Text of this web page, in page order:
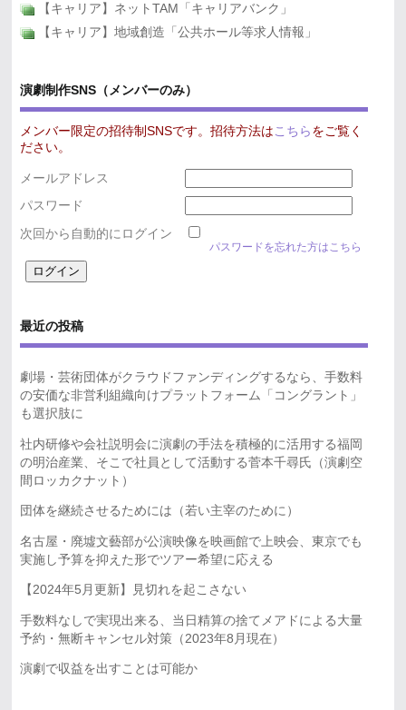
【キャリア】ネットTAM「キャリアバンク」
【キャリア】地域創造「公共ホール等求人情報」
演劇制作SNS（メンバーのみ）
メンバー限定の招待制SNSです。招待方法は こちら をご覧く
ださい。
メールアドレス
パスワード
次回から自動的にログイン
パスワードを忘れた方はこちら
最近の投稿
劇場・芸術団体がクラウドファンディングするなら、手数料
の安価な非営利組織向けプラットフォーム「コングラント」
も選択肢に
社内研修や会社説明会に演劇の手法を積極的に活用する福岡
の明治産業、そこで社員として活動する菅本千尋氏（演劇空
間ロッカクナット）
団体を継続させるためには（若い主宰のために）
名古屋・廃墟文藝部が公演映像を映画館で上映会、東京でも
実施し予算を抑えた形でツアー希望に応える
【2024年5月更新】見切れを起こさない
手数料なしで実現出来る、当日精算の捨てメアドによる大量
予約・無断キャンセル対策（2023年8月現在）
演劇で収益を出すことは可能か